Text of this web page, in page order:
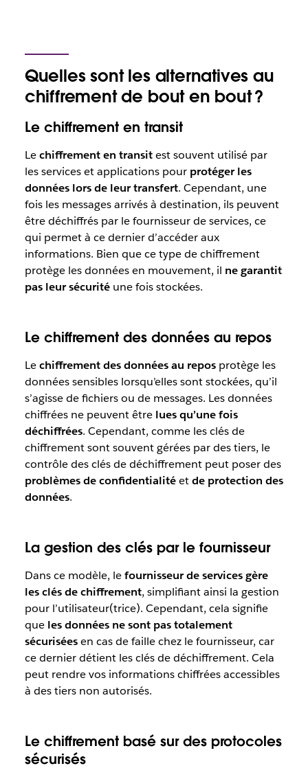
Quelles sont les alternatives au
chiffrement de bout en bout ?
Le chiffrement en transit
Lechiffrement en transitest souvent utilisé par
les services et applications pour protéger les
données lors de leur transfert. Cependant, une
fois les messages arrivés à destination, ils peuvent
être déchiffrés par le fournisseur de services, ce
qui permet à ce dernier d’accéder aux
informations. Bien que ce type de chiffrement
protège les données en mouvement, il ne garantit
pas leur sécuritéune fois stockées.
Le chiffrement des données au repos
Lechiffrement des données au reposprotège les
données sensibles lorsqu’elles sont stockées, qu’il
s’agisse de fichiers ou de messages. Les données
chiffrées ne peuvent être lues qu’une fois
déchiffrées. Cependant, comme les clés de
chiffrement sont souvent gérées par des tiers, le
contrôle des clés de déchiffrement peut poser des
problèmes de confidentialitéetde protection des
données.
La gestion des clés par le fournisseur
Dans ce modèle, lefournisseur de services gère
les clés de chiffrement, simplifiant ainsi la gestion
pour l’utilisateur(trice). Cependant, cela signifie
que les données ne sont pas totalement
sécuriséesen cas de faille chez le fournisseur, car
ce dernier détient les clés de déchiffrement. Cela
peut rendre vos informations chiffrées accessibles
à des tiers non autorisés.
Le chiffrement basé sur des protocoles
sécurisés